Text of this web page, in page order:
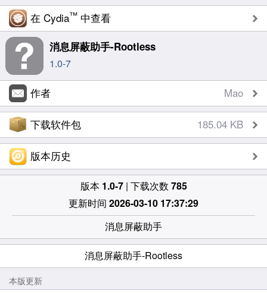
在 Cydia™ 中查看
消息屏蔽助手-Rootless
1.0-7
作者 Mao
下载软件包 185.04 KB
版本历史
版本 1.0-7| 下载次数 785
更新时间 2026-03-10 17:37:29
消息屏蔽助手
消息屏蔽助手-Rootless
本版更新